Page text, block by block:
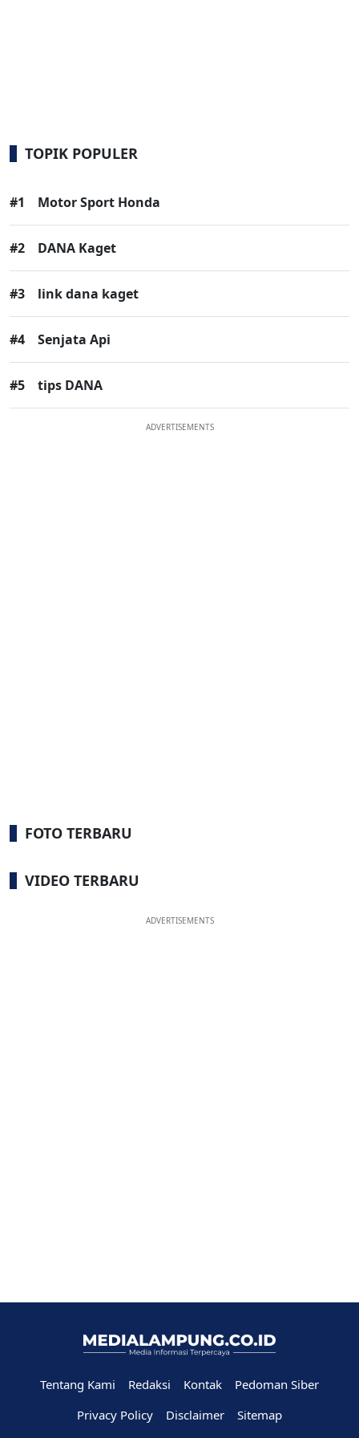
TOPIK POPULER
#1 Motor Sport Honda
#2 DANA Kaget
#3 link dana kaget
#4 Senjata Api
#5 tips DANA
ADVERTISEMENTS
FOTO TERBARU
VIDEO TERBARU
ADVERTISEMENTS
Tentang Kami Redaksi Kontak
Pedoman Siber
Privacy Policy
Disclaimer Sitemap